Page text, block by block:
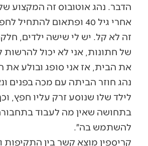
הדבר. נהג אוטובוס זה המקצוע
אחרי גיל 40 ופתאום
זה לא קל. יש לי שישה ילדים,
של חתונות, אני לא יכול
את הבית, אז אני סופג ובולע את
נהג חוזר הביתה עם מכה בפנים
לילד שלו שנוסע זרק עליו חפץ,
בתחושה שאין מה לעבוד
להשתמש בה״.
קריספין מוצא קשר בין התקיפות